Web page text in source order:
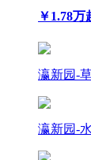
￥1.78万
瀛新园-
瀛新园-